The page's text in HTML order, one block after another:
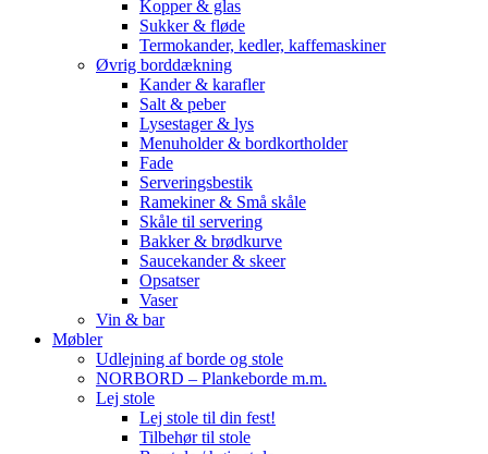
Kopper & glas
Sukker & fløde
Termokander, kedler, kaffemaskiner
Øvrig borddækning
Kander & karafler
Salt & peber
Lysestager & lys
Menuholder & bordkortholder
Fade
Serveringsbestik
Ramekiner & Små skåle
Skåle til servering
Bakker & brødkurve
Saucekander & skeer
Opsatser
Vaser
Vin & bar
Møbler
Udlejning af borde og stole
NORBORD – Plankeborde m.m.
Lej stole
Lej stole til din fest!
Tilbehør til stole